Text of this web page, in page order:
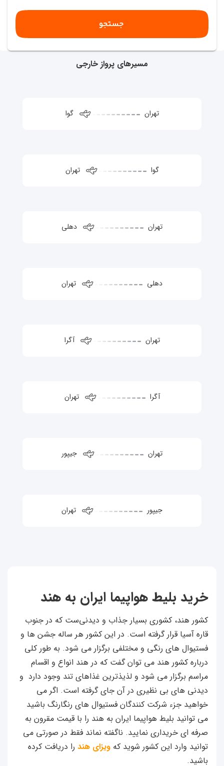
جستجو
مسیرهای پرواز خارجی
تهران گوا
گوا تهران
تهران دهلی
دهلی تهران
تهران آگرا
آگرا تهران
تهران جیپور
جیپور تهران
خرید بلیط هواپیما ایران به هند
کشور هند، کشوری بسیار جذاب و دیدنی‌ست که در جنوب
قاره آسیا قرار گرفته است. در این کشور هر ساله جشن ها و
فستیوال های رنگی و مختلفی برگزار می شود. به طور کلی
درباره کشور هند می توان گفت که در هند انواع و اقسام
مراسم برگزار می شود و لذیذترین غذاهای تند وجود دارد و
دیدنی های بی نظیری در آن جای گرفته است. اگر می
خواهید جزء شرکت کنندگان فستیوال های رنگارنگ باشید
می توانید بلیط هواپیما ایران به هند را با قیمت مقرون به
صرفه ای خریداری نمایید. ناگفته نماند فقط در صورتی می
توانید وارد این کشور شوید که ویزای هند را دریافت کرده
باشید.